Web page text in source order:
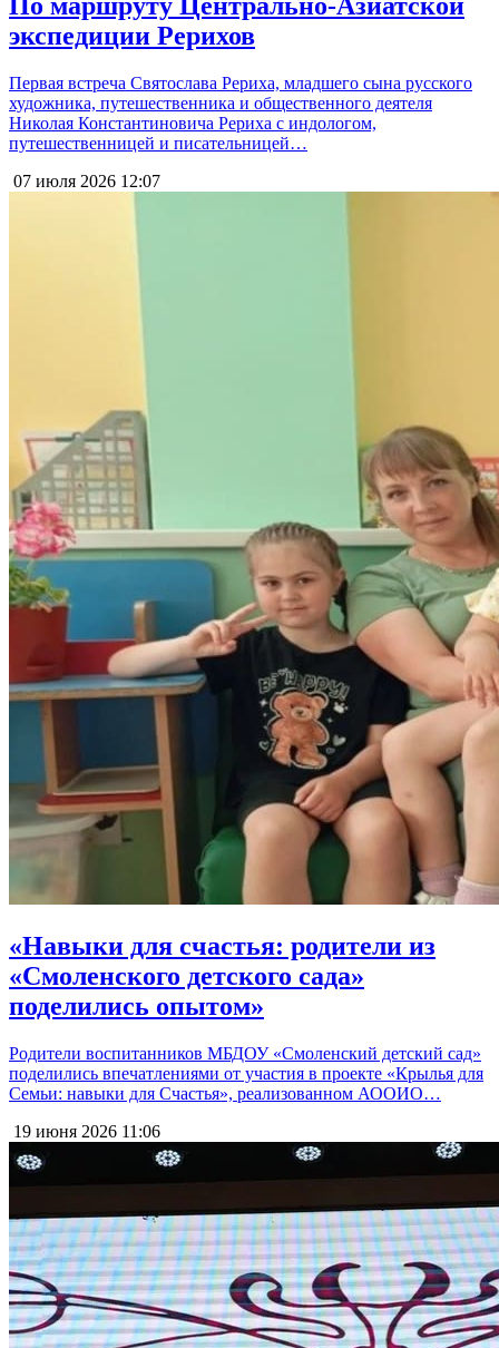
экспедиции Рерихов
Первая встреча Святослава Рериха, младшего сына русского
художника, путешественника и общественного деятеля
Николая Константиновича Рериха с индологом,
путешественницей и писательницей…
07 июля 2026 12:07
«Навыки для счастья: родители из
«Смоленского детского сада»
поделились опытом»
Родители воспитанников МБДОУ «Смоленский детский сад»
поделились впечатлениями от участия в проекте «Крылья для
Семьи: навыки для Счастья», реализованном АООИО…
19 июня 2026 11:06